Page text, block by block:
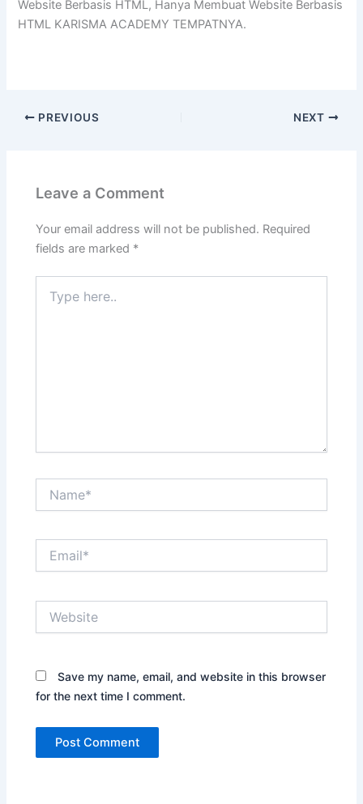
Website Berbasis HTML, Hanya Membuat Website Berbasis
HTML KARISMA ACADEMY TEMPATNYA.
PREVIOUS NEXT
Leave a Comment
Your email address will not be published. Required
fields are marked *
here..
Save my name, email, and website in this browser
for the next time I comment.